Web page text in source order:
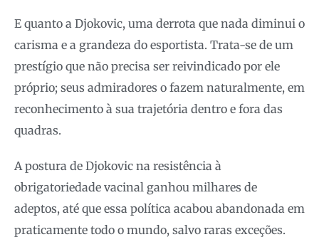
E quanto a Djokovic, uma derrota que nada diminui o
carisma e a grandeza do esportista. Trata-se de um
prestígio que não precisa ser reivindicado por ele
próprio; seus admiradores o fazem naturalmente, em
reconhecimento à sua trajetória dentro e fora das
quadras.
A postura de Djokovic na resistência à
obrigatoriedade vacinal ganhou milhares de
adeptos, até que essa política acabou abandonada em
praticamente todo o mundo, salvo raras exceções.